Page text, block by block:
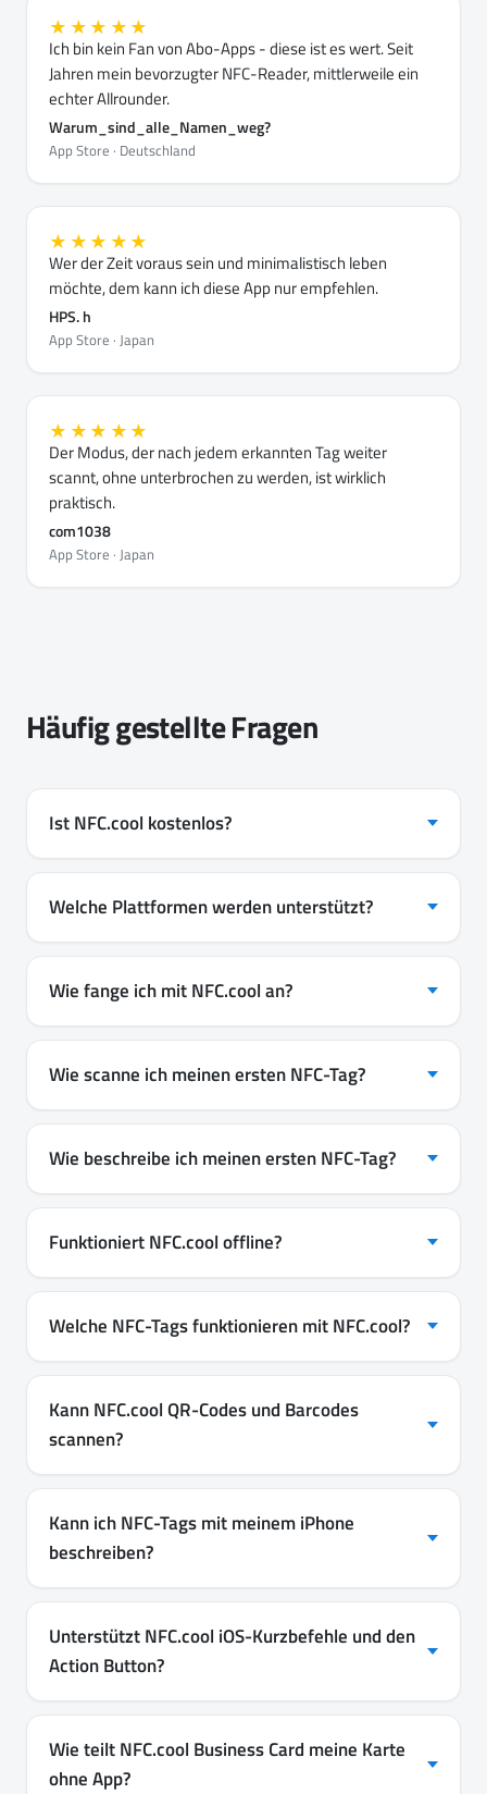
★★★★★
Ich bin kein Fan von Abo-Apps - diese ist es wert. Seit
Jahren mein bevorzugter NFC-Reader, mittlerweile ein
echter Allrounder.
Warum_sind_alle_Namen_weg?
App Store · Deutschland
★★★★★
Wer der Zeit voraus sein und minimalistisch leben
möchte, dem kann ich diese App nur empfehlen.
HPS. h
App Store · Japan
★★★★★
Der Modus, der nach jedem erkannten Tag weiter
scannt, ohne unterbrochen zu werden, ist wirklich
praktisch.
com1038
App Store · Japan
Häufig gestellte Fragen
Ist NFC.cool kostenlos?
Welche Plattformen werden unterstützt?
Wie fange ich mit NFC.cool an?
Wie scanne ich meinen ersten NFC-Tag?
Wie beschreibe ich meinen ersten NFC-Tag?
Funktioniert NFC.cool offline?
Welche NFC-Tags funktionieren mit NFC.cool?
Kann NFC.cool QR-Codes und Barcodes
scannen?
Kann ich NFC-Tags mit meinem iPhone
beschreiben?
Unterstützt NFC.cool iOS-Kurzbefehle und den
Action Button?
Wie teilt NFC.cool Business Card meine Karte
ohne App?